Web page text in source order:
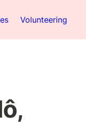
Volunteering